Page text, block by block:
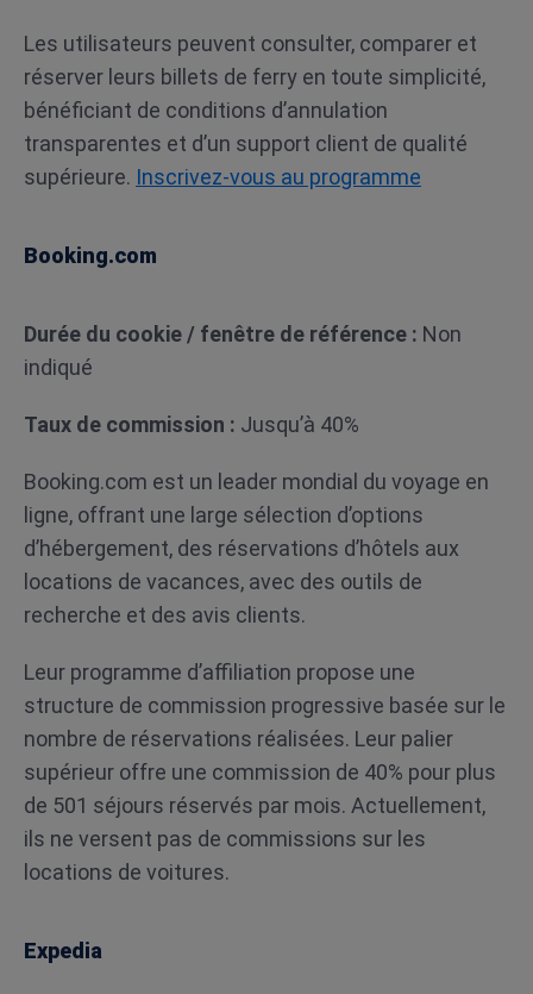
Les utilisateurs peuvent consulter, comparer et
réserver leurs billets de ferry en toute simplicité,
bénéficiant de conditions d’annulation
transparentes et d’un support client de qualité
supérieure. Inscrivez-vous au programme
Booking.com
Durée du cookie / fenêtre de référence : Non
indiqué
Taux de commission : Jusqu’à 40%
Booking.com est un leader mondial du voyage en
ligne, offrant une large sélection d’options
d’hébergement, des réservations d’hôtels aux
locations de vacances, avec des outils de
recherche et des avis clients.
Leur programme d’affiliation propose une
structure de commission progressive basée sur le
nombre de réservations réalisées. Leur palier
supérieur offre une commission de 40% pour plus
de 501 séjours réservés par mois. Actuellement,
ils ne versent pas de commissions sur les
locations de voitures.
Expedia